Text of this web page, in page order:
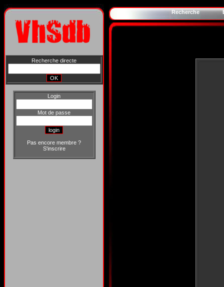
Recherche directe
Login
Mot de passe
Pas encore membre ?
S'inscrire
Recherche